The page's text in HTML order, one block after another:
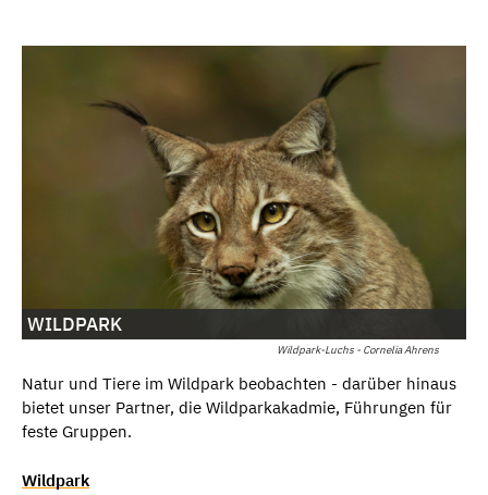
Wildpark-Luchs - Cornelia Ahrens
WILDPARK
Natur und Tiere im Wildpark beobachten - darüber hinaus
bietet unser Partner, die Wildparkakadmie, Führungen für
feste Gruppen.
Wildpark